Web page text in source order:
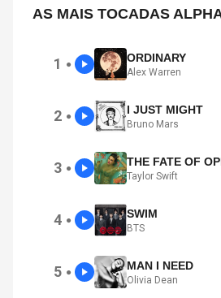
AS MAIS TOCADAS
1 ● ORDINARY
Alex Warren
2 ● I JUST MIGHT
Bruno Mars
3 ● THE FATE OF
Taylor Swift
4 ● SWIM
BTS
5 ● MAN I NEED
Olivia Dean